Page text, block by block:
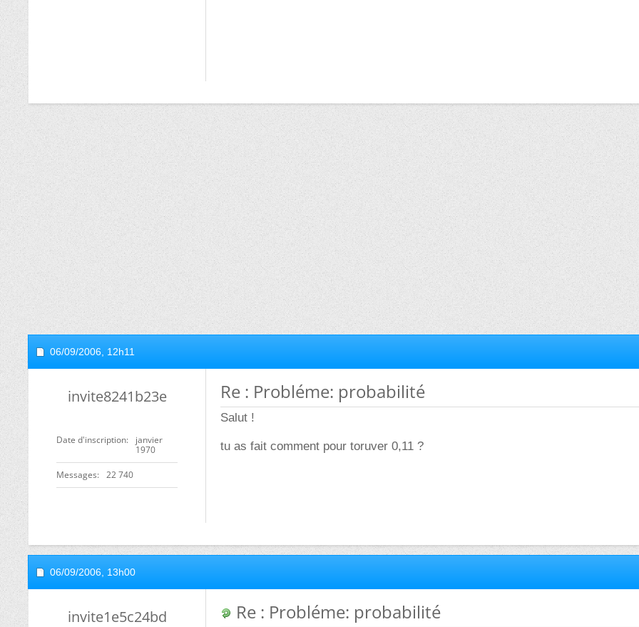
06/09/2006, 12h11
invite8241b23e
Date d'inscription
janvier
1970
Messages 22 740
Re : Probléme: probabilité
Salut !
tu as fait comment pour toruver 0,11 ?
06/09/2006, 13h00
invite1e5c24bd Re : Probléme: probabilité